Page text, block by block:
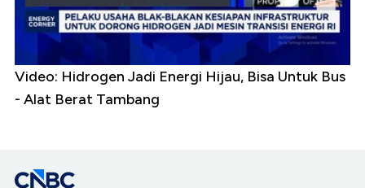
Video: Hidrogen Jadi Energi Hijau, Bisa Untuk Bus
- Alat Berat Tambang